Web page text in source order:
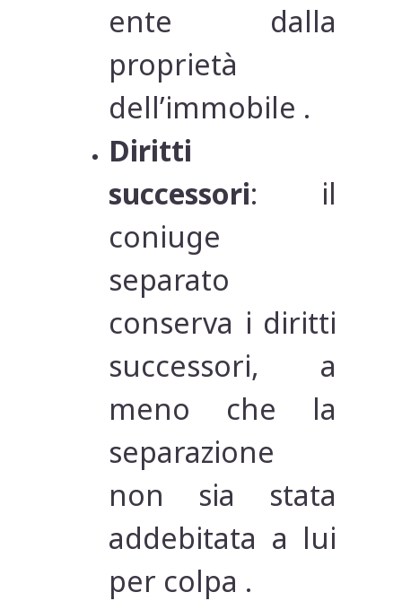
ente dalla
proprietà
dell’immobile .
Diritti
successori: il
coniuge
separato
conserva i diritti
successori, a
meno che la
separazione
non sia stata
addebitata a lui
per colpa .